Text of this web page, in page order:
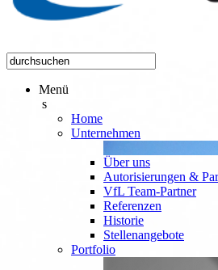
Menü
s
Home
Unternehmen
Über uns
Autorisierungen &
VfL Team-Partner
Referenzen
Historie
Stellenangebote
Portfolio